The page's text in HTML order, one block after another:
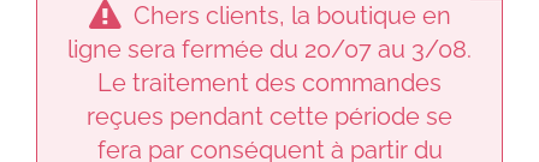
Chers clients, la boutique en
ligne sera fermée du 20/07 au 3/08.
Le traitement des commandes
reçues pendant cette période se
fera par conséquent à partir du